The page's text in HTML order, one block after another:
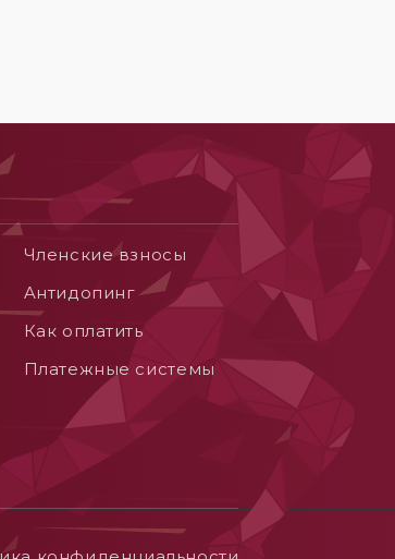
Членские взносы
Aнтидопинг
Как оплатить
Платежные системы